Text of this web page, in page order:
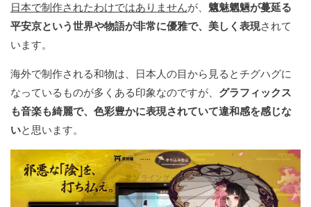
日本で制作されたわけではありませんが、 魑魅魍魎が蔓延る
平安京という世界や物語が非常に優雅で、美しく表現されて
います。
海外で制作される和物は、日本人の目から見るとチグハグに
なっているものが多くある印象なのですが、 グラフィックス
も音楽も綺麗で、色彩豊かに表現されていて違和感を感じな
いと思います。